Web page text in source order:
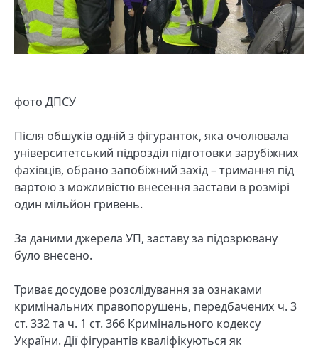
фото ДПСУ
Після обшуків одній з фігуранток, яка очолювала
університетський підрозділ підготовки зарубіжних
фахівців, обрано запобіжний захід – тримання під
вартою з можливістю внесення застави в розмірі
один мільйон гривень.
За даними джерела УП, заставу за підозрювану
було внесено.
Триває досудове розслідування за ознаками
кримінальних правопорушень, передбачених ч. 3
ст. 332 та ч. 1 ст. 366 Кримінального кодексу
України. Дії фігурантів кваліфікуються як